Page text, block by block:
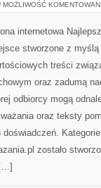
MOŻLIWOŚĆ
internetowa
stworzone z
treści
oraz zadumą
odbiorcy mogą
oraz teksty
zostało